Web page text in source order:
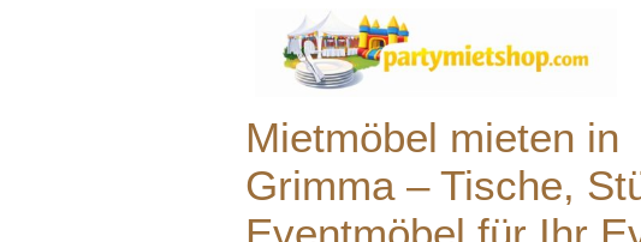
Mietmöbel mieten in
Grimma – Tische,